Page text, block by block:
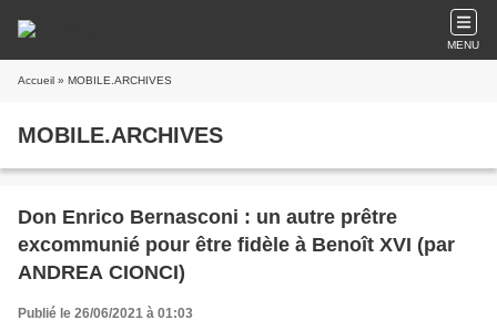
MENU
Accueil » MOBILE.ARCHIVES
MOBILE.ARCHIVES
Don Enrico Bernasconi : un autre prêtre
excommunié pour être fidèle à Benoît XVI (par
ANDREA CIONCI)
Publié le 26/06/2021 à 01:03